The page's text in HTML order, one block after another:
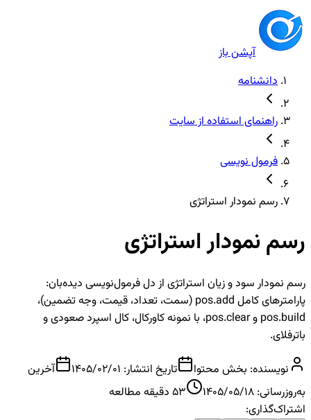
آپشن باز
دانشنامه
راهنمای استفاده از سایت
فرمول نویسی
رسم نمودار استراتژی
رسم نمودار استراتژی
رسم نمودار سود و زیان استراتژی از دل فرمول‌نویسی دیده‌بان:
پارامترهای کامل pos.add (سمت، تعداد، قیمت، وجه تضمین)،
pos.build و pos.clear، با نمونه کاورکال، کال اسپرد صعودی و
باترفلای.
نویسنده: بخش محتوا تاریخ انتشار: 1405/02/01
آخرین
به‌روزرسانی: 1405/05/18
53 دقیقه مطالعه
اشتراک‌گذاری: